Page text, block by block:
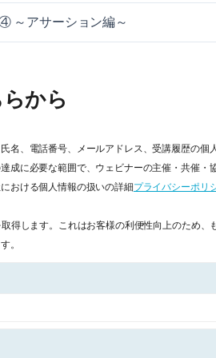
～アサーション編～
から
名、電話番号、メールアドレス、受講履歴の個
成に必要な範囲で、ウェビナーの主催・共催・
おける個人情報の扱いの詳細プライバシーポリ
得します。これはお客様の利便性向上のため
。